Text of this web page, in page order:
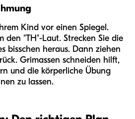
Kind vor einen Spiegel.
den "TH"-Laut. Strecken Sie die
bisschen heraus. Dann ziehen
Grimassen schneiden hilft,
und die körperliche Übung
zu lassen.